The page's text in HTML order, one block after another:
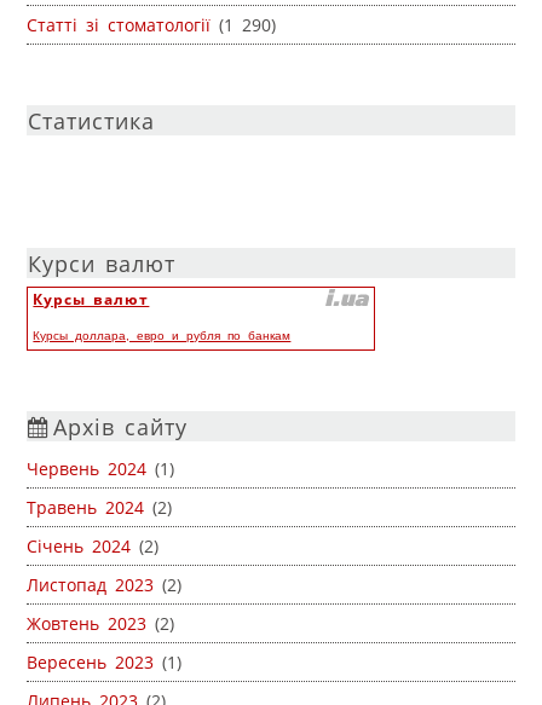
Статті зі стоматології (1 290)
Статистика
Курси валют
Курсы валют
Курсы доллара, евро и рубля по банкам
Архів сайту
Червень 2024 (1)
Травень 2024 (2)
Січень 2024 (2)
Листопад 2023 (2)
Жовтень 2023 (2)
Вересень 2023 (1)